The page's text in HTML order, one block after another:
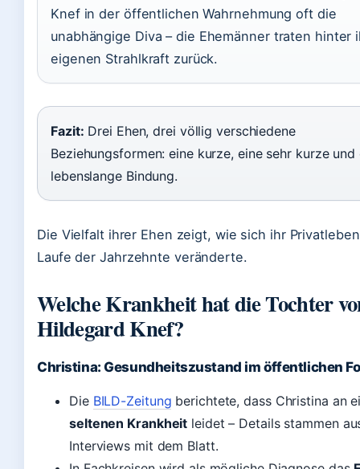
Knef in der öffentlichen Wahrnehmung oft die
unabhängige Diva – die Ehemänner traten hinter
eigenen Strahlkraft zurück.
Fazit: Drei Ehen, drei völlig verschiedene
Beziehungsformen: eine kurze, eine sehr kurze und
lebenslange Bindung.
Die Vielfalt ihrer Ehen zeigt, wie sich ihr
Laufe der Jahrzehnte veränderte.
Welche Krankheit hat die Tochter
Hildegard Knef?
Christina: Gesundheitszustand im öffentlichen
Die BILD-Zeitung berichtete, dass Christina an
seltenen Krankheit leidet – Details stammen
Interviews mit dem Blatt.